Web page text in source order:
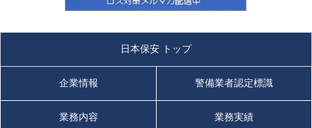
日本保安 トップ
企業情報 警備業者認定標識
業務内容 業務実績